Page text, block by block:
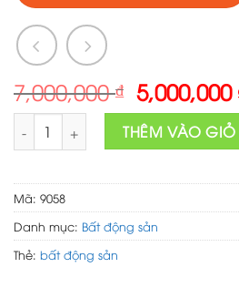
7,000,000₫ Original
price
was:
7,000,000
5,000,000
Theme wordpress Flatsome Bất
THÊM VÀO
Mã: 9058
Danh mục: Bất động sản
Thẻ: bất động sản